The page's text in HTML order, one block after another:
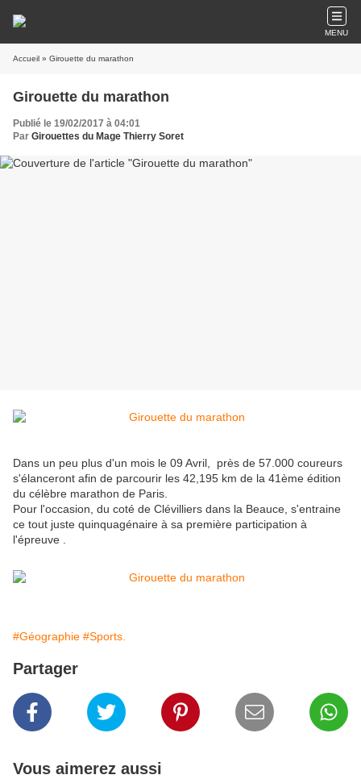
MENU
Accueil » Girouette du marathon
Girouette du marathon
Publié le 19/02/2017 à 04:01
Par Girouettes du Mage Thierry Soret
Dans un peu plus d'un mois le 09 Avril, près de 57.000 coureurs
s'élanceront afin de parcourir les 42,195 km de la 41ème édition
du célèbre marathon de Paris.
Pour l'occasion, du coté de Clévilliers dans la Beauce, s'entraine
ce tout juste quinquagénaire à sa première participation à
l'épreuve .
#Géographie #Sports.
Partager
Vous aimerez aussi